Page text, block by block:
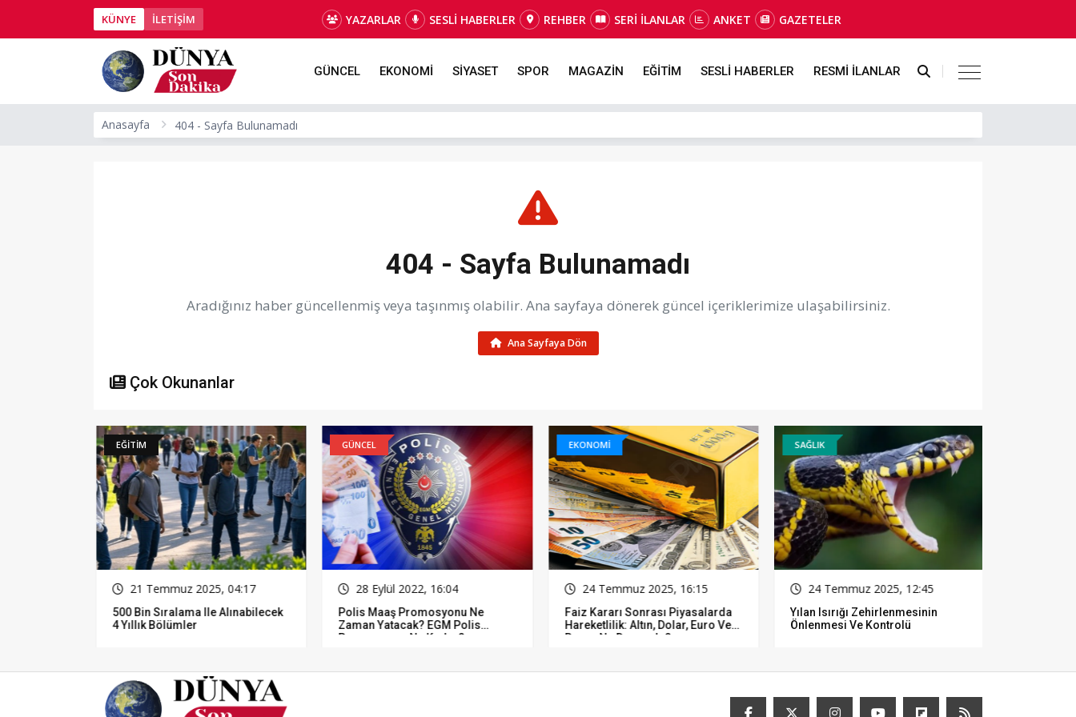
KÜNYE İLETİŞİM YAZARLAR SESLİ HABERLER REHBER SERİ İLANLAR ANKET GAZETELER
GÜNCEL EKONOMİ SİYASET SPOR MAGAZİN EĞİTİM SESLİ HABERLER RESMİ İLANLAR
Anasayfa 404 - Sayfa Bulunamadı
404 - Sayfa Bulunamadı
Aradığınız haber güncellenmiş veya taşınmış olabilir. Ana sayfaya dönerek güncel içeriklerimize ulaşabilirsiniz.
Ana Sayfaya Dön
Çok Okunanlar
EĞİTİM
21 Temmuz 2025, 04:17
500 Bin Sıralama Ile Alınabilecek
4 Yıllık Bölümler
GÜNCEL
28 Eylül 2022, 16:04
Polis Maaş Promosyonu Ne
Zaman Yatacak? EGM Polis
Promosyonu Ne Kadar?
EKONOMİ
24 Temmuz 2025, 16:15
Faiz Kararı Sonrası Piyasalarda
Hareketlilik: Altın, Dolar, Euro Ve
Borsa Ne Durumda?
SAĞLIK
24 Temmuz 2025, 12:45
Yılan Isırığı Zehirlenmesinin
Önlenmesi Ve Kontrolü